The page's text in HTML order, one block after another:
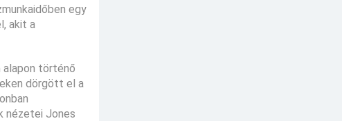
egy
akit a
történő
dörgött el a
nézetei Jones